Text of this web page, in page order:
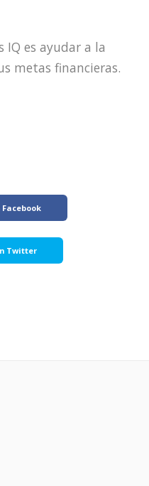
IQ es ayudar a la
metas financieras.
Facebook
Twitter